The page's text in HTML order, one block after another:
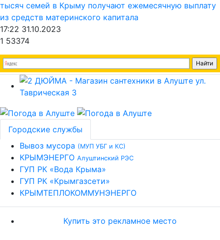
тысяч семей в Крыму получают ежемесячную выплату
из средств материнского капитала
17:22 31.10.2023
1 53374
Городские службы
Вывоз мусора (МУП УБГ и КС)
КРЫМЭНЕРГО Алуштинский РЭС
ГУП РК «Вода Крыма»
ГУП РК «Крымгазсети»
КРЫМТЕПЛОКОММУНЭНЕРГО
Купить это рекламное место